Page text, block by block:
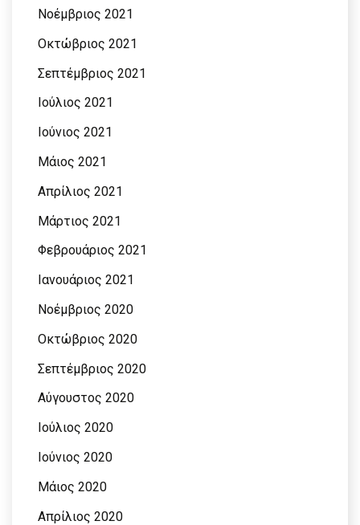
Νοέμβριος 2021
Οκτώβριος 2021
Σεπτέμβριος 2021
Ιούλιος 2021
Ιούνιος 2021
Μάιος 2021
Απρίλιος 2021
Μάρτιος 2021
Φεβρουάριος 2021
Ιανουάριος 2021
Νοέμβριος 2020
Οκτώβριος 2020
Σεπτέμβριος 2020
Αύγουστος 2020
Ιούλιος 2020
Ιούνιος 2020
Μάιος 2020
Απρίλιος 2020